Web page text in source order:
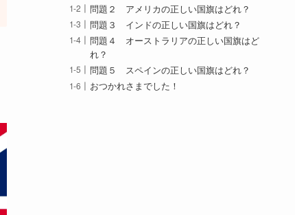
問題２ アメリカの正しい国旗はどれ？
問題３ インドの正しい国旗はどれ？
問題４ オーストラリアの正しい国旗はど
れ？
問題５ スペインの正しい国旗はどれ？
おつかれさまでした！